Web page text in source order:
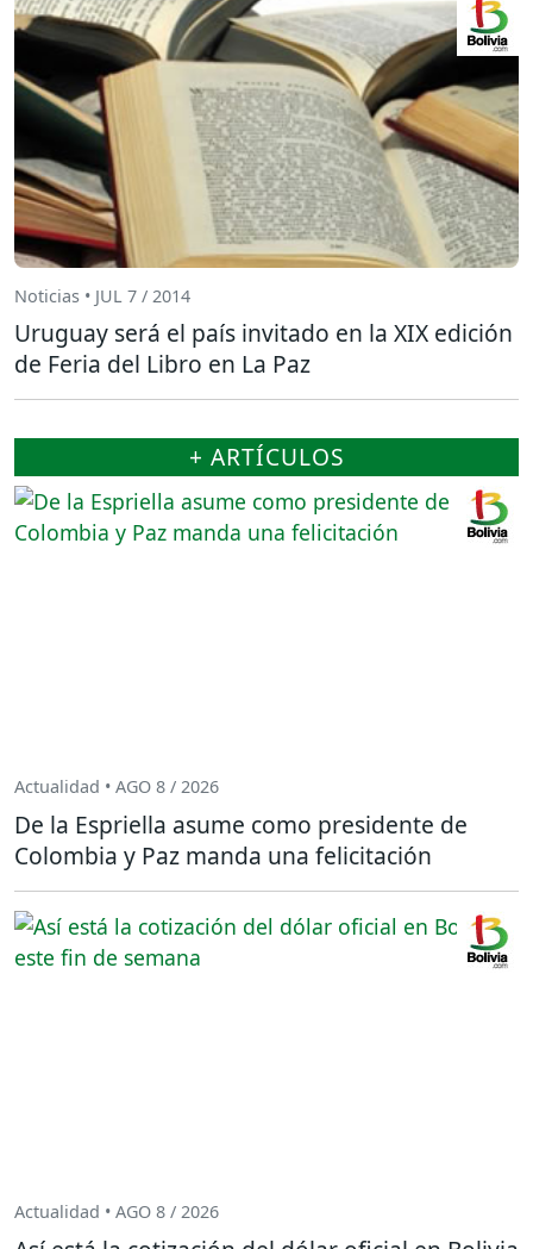
Noticias • JUL 7 / 2014
Uruguay será el país invitado en la XIX edición
de Feria del Libro en La Paz
+ ARTÍCULOS
Actualidad • AGO 8 / 2026
De la Espriella asume como presidente de
Colombia y Paz manda una felicitación
Actualidad • AGO 8 / 2026